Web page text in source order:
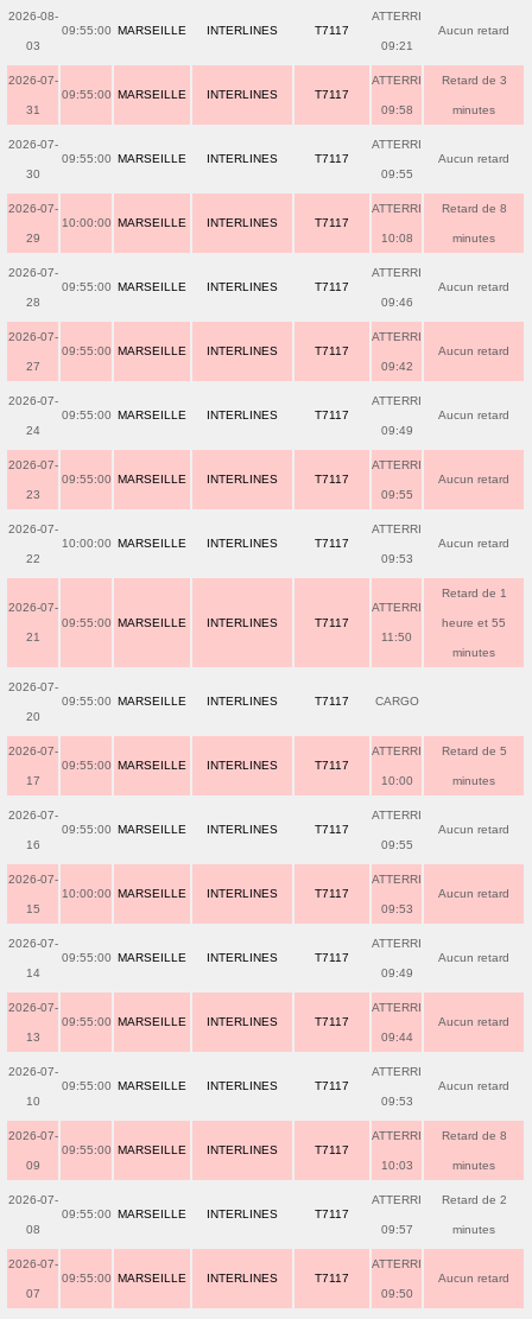
2026-08-
03
09:55:00 MARSEILLE INTERLINES T7117
ATTERRI
09:21
Aucun retard
2026-07-
31
09:55:00 MARSEILLE INTERLINES T7117
ATTERRI
09:58
Retard de 3
minutes
2026-07-
30
09:55:00 MARSEILLE INTERLINES T7117
ATTERRI
09:55
Aucun retard
2026-07-
29
10:00:00 MARSEILLE INTERLINES T7117
ATTERRI
10:08
Retard de 8
minutes
2026-07-
28
09:55:00 MARSEILLE INTERLINES T7117
ATTERRI
09:46
Aucun retard
2026-07-
27
09:55:00 MARSEILLE INTERLINES T7117
ATTERRI
09:42
Aucun retard
2026-07-
24
09:55:00 MARSEILLE INTERLINES T7117
ATTERRI
09:49
Aucun retard
2026-07-
23
09:55:00 MARSEILLE INTERLINES T7117
ATTERRI
09:55
Aucun retard
2026-07-
22
10:00:00 MARSEILLE INTERLINES T7117
ATTERRI
09:53
Aucun retard
2026-07-
21
09:55:00 MARSEILLE INTERLINES T7117
ATTERRI
11:50
Retard de 1
heure et 55
minutes
2026-07-
20
09:55:00 MARSEILLE INTERLINES T7117 CARGO
2026-07-
17
09:55:00 MARSEILLE INTERLINES T7117
ATTERRI
10:00
Retard de 5
minutes
2026-07-
16
09:55:00 MARSEILLE INTERLINES T7117
ATTERRI
09:55
Aucun retard
2026-07-
15
10:00:00 MARSEILLE INTERLINES T7117
ATTERRI
09:53
Aucun retard
2026-07-
14
09:55:00 MARSEILLE INTERLINES T7117
ATTERRI
09:49
Aucun retard
2026-07-
13
09:55:00 MARSEILLE INTERLINES T7117
ATTERRI
09:44
Aucun retard
2026-07-
10
09:55:00 MARSEILLE INTERLINES T7117
ATTERRI
09:53
Aucun retard
2026-07-
09
09:55:00 MARSEILLE INTERLINES T7117
ATTERRI
10:03
Retard de 8
minutes
2026-07-
08
09:55:00 MARSEILLE INTERLINES T7117
ATTERRI
09:57
Retard de 2
minutes
2026-07-
07
09:55:00 MARSEILLE INTERLINES T7117
ATTERRI
09:50
Aucun retard